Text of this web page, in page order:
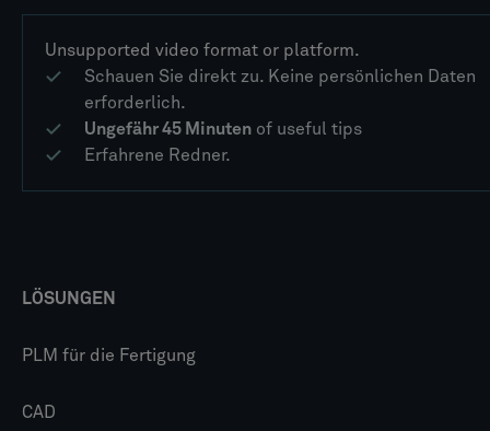
Unsupported video format or platform.
Schauen Sie direkt zu. Keine persönlichen Daten
erforderlich.
Ungefähr 45 Minuten of useful tips
Erfahrene Redner.
LÖSUNGEN
PLM für die Fertigung
CAD